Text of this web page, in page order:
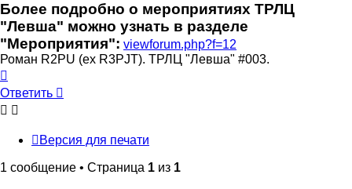
Более подробно о мероприятиях ТРЛЦ
"Левша" можно узнать в разделе
"Мероприятия": viewforum.php?f=12
Роман R2PU (ex R3PJT). ТРЛЦ "Левша" #003.
к
началу
Ответить
Версия для печати
1 сообщение • Страница 1 из 1